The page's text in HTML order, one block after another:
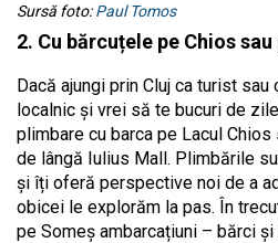
Sursă foto:Paul Tomos
2. Cu bărcuțele pe Chios
Dacă ajungi prin Cluj ca turist
localnic și vrei să te bucuri de
plimbare cu barca pe Lacul Chios
de lângă Iulius Mall. Plimbările
și îți oferă perspective noi de a
obicei le explorăm la pas. În
pe Someș ambarcațiuni – bărci